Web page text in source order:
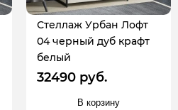
Стеллаж Урбан Лофт
04 черный дуб крафт
белый
32490 руб.
В корзину